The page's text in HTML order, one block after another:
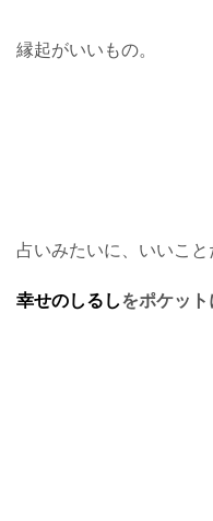
縁起がいいもの。
占いみたいに、いいこ
幸せのしるしをポケット